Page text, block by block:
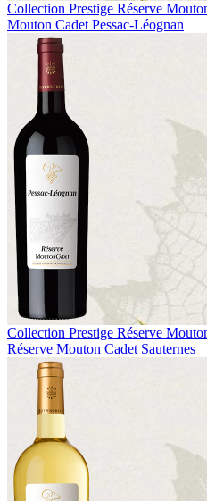
Collection Prestige Réserve
Mouton Cadet Pessac-Léognan
Collection Prestige Réserve
Réserve Mouton Cadet Sauternes